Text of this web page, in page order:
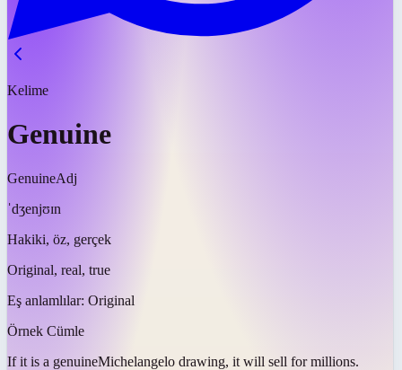
Kelime
Genuine
GenuineAdj
ˈdʒenjʊɪn
Hakiki, öz, gerçek
Original, real, true
Eş anlamlılar: Original
Örnek Cümle
If it is a genuineMichelangelo drawing, it will sell for millions.